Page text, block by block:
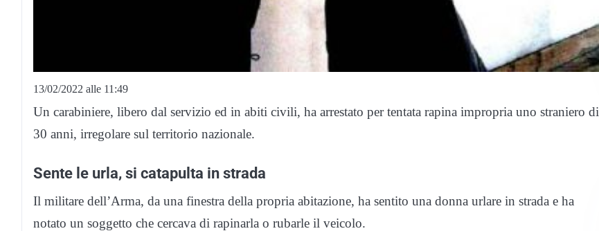
13/02/2022 alle 11:49
Un carabiniere, libero dal servizio ed in abiti civili, ha arrestato per tentata rapina impropria uno straniero di
30 anni, irregolare sul territorio nazionale.
Sente le urla, si catapulta in strada
Il militare dell’Arma, da una finestra della propria abitazione, ha sentito una donna urlare in strada e ha
notato un soggetto che cercava di rapinarla o rubarle il veicolo.